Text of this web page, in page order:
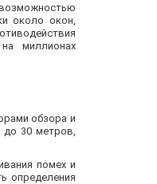
около окон,
миллионах
обзора и
30 метров,
помех и
определения